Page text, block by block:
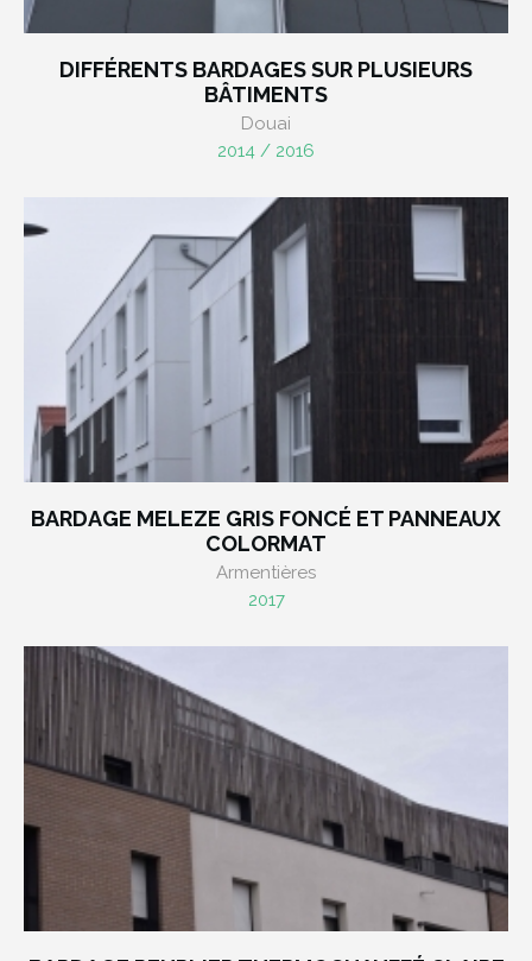
DIFFÉRENTS BARDAGES SUR PLUSIEURS
BÂTIMENTS
Douai
2014 / 2016
BARDAGE MELEZE GRIS FONCÉ ET PANNEAUX
COLORMAT
Armentières
2017